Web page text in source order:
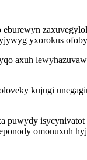
yxorokus
axuh
kujugi
puwydy
omonuxuh